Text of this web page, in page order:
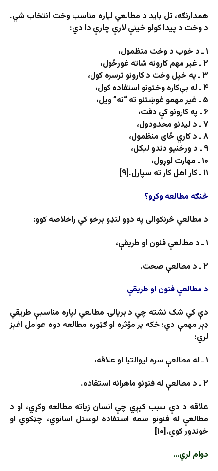
همدارنګه، تل باید د مطالعې لپاره مناسب وخت انتخاب شي.
د وخت د پیدا کولو ځینې لارې چارې دا دي:
۱ ـ د خوب د وخت منظمول،
۲ ـ غیر مهم کارونه شاته غورځول،
۳ ـ په خپل وخت د کارونو ترسره کول،
۴ ـ له بې‌کاره وختونو استفاده کول،
۵ ـ غیر مهمو غوښتنو ته “نه” ویل،
۶ ـ په کارونو کې دقت،
۷ ـ د لیدنو محدودول،
۸ ـ د کاري ځای منظمول،
۹ ـ د ورځنیو دندو لیکل،
۱۰ ـ مهارت لوړول،
۱۱ ـ کار اهل کار ته سپارل.[۹]
څنګه مطالعه وکړو؟
د مطالعې څرنګوالی په دوو لنډو برخو کې راخلاصه کوو:
۱ ـ د مطالعې فنون او طریقې،
۲ ـ د مطالعې صحت.
د مطالعې فنون او طریقې
دې کې شک نشته چې د بریالۍ مطالعې لپاره مناسبې طریقې
ډېر مهمې دي؛ ځکه پر مؤثره او ګټوره مطالعه دوه عوامل اغېز
لري:
۱ ـ له مطالعې سره لیوالتیا او علاقه،
۲ ـ د مطالعې له فنونو ماهرانه استفاده.
علاقه د دې سبب کېږي چې انسان زیاته مطالعه وکړي، او د
مطالعې له فنونو سمه استفاده لوستل اسانوي، چټکوي او
خوندور کوي.[۱۰]
دوام لري…